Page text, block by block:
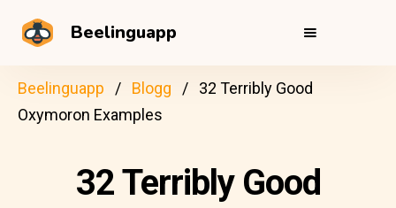
Beelinguapp
Beelinguapp Blogg
32 Terribly Good
Oxymoron Examples
32 Terribly Good